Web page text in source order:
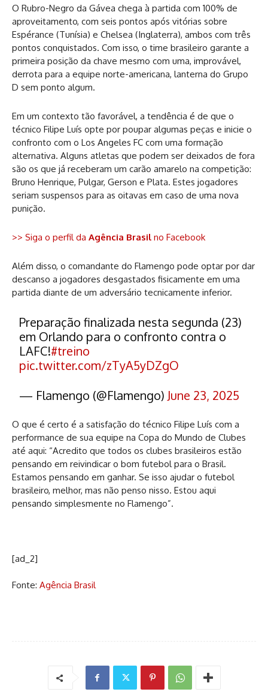
O Rubro-Negro da Gávea chega à partida com 100% de
aproveitamento, com seis pontos após vitórias sobre
Espérance (Tunísia) e Chelsea (Inglaterra), ambos com três
pontos conquistados. Com isso, o time brasileiro garante a
primeira posição da chave mesmo com uma, improvável,
derrota para a equipe norte-americana, lanterna do Grupo
D sem ponto algum.
Em um contexto tão favorável, a tendência é de que o
técnico Filipe Luís opte por poupar algumas peças e inicie o
confronto com o Los Angeles FC com uma formação
alternativa. Alguns atletas que podem ser deixados de fora
são os que já receberam um carão amarelo na competição:
Bruno Henrique, Pulgar, Gerson e Plata. Estes jogadores
seriam suspensos para as oitavas em caso de uma nova
punição.
>> Siga o perfil da Agência Brasil no Facebook
Além disso, o comandante do Flamengo pode optar por dar
descanso a jogadores desgastados fisicamente em uma
partida diante de um adversário tecnicamente inferior.
Preparação finalizada nesta segunda (23)
em Orlando para o confronto contra o
LAFC!#treino
pic.twitter.com/zTyA5yDZgO
— Flamengo (@Flamengo) June 23, 2025
O que é certo é a satisfação do técnico Filipe Luís com a
performance de sua equipe na Copa do Mundo de Clubes
até aqui: “Acredito que todos os clubes brasileiros estão
pensando em reivindicar o bom futebol para o Brasil.
Estamos pensando em ganhar. Se isso ajudar o futebol
brasileiro, melhor, mas não penso nisso. Estou aqui
pensando simplesmente no Flamengo”.
[ad_2]
Fonte: Agência Brasil